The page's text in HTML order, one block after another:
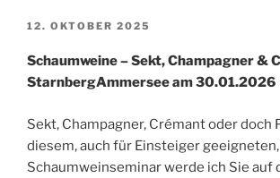
VERÖFFENTLICHT
12. OKTOBER 2025
Schaumweine – Sekt, Champagner &
StarnbergAmmersee am 30.01.2026
Sekt, Champagner, Crémant oder doch
diesem, auch für Einsteiger geeigneten,
Schaumweinseminar werde ich Sie auf